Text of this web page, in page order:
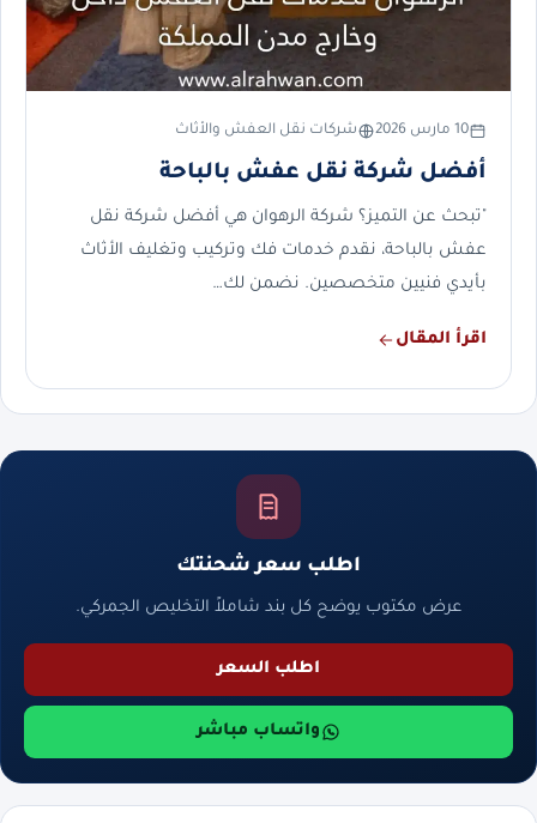
10 مارس 2026 شركات نقل العفش والأثاث
أفضل شركة نقل عفش بالباحة
"تبحث عن التميز؟ شركة الرهوان هي أفضل شركة نقل
عفش بالباحة، نقدم خدمات فك وتركيب وتغليف الأثاث
بأيدي فنيين متخصصين. نضمن لك…
اقرأ المقال
اطلب سعر شحنتك
عرض مكتوب يوضح كل بند شاملاً التخليص الجمركي.
اطلب السعر
واتساب مباشر